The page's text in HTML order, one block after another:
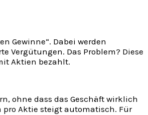
Gewinne“. Dabei werden
Vergütungen. Das Problem? Diese
Aktien bezahlt.
ohne dass das Geschäft wirklich
Aktie steigt automatisch. Für